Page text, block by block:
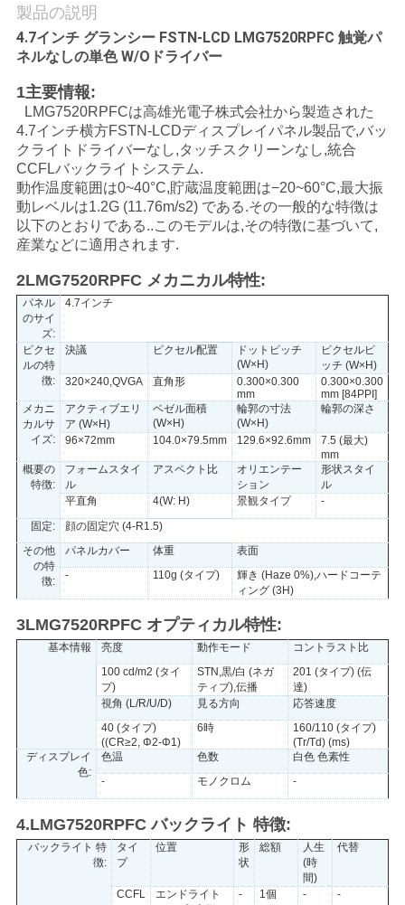
し
な
さ
い
ニ
ュ
ー
ス
場
合
地
PRIVACY
POLICY
製品の説明
4.7インチ グランシー FSTN-LCD LMG7520RPFC 触覚パ
ネルなしの単色 W/Oドライバー
1主要情報:
LMG7520RPFCは高雄光電子株式会社から製造された
4.7インチ横方FSTN-LCDディスプレイパネル製品で,バッ
クライトドライバーなし,タッチスクリーンなし,統合
CCFLバックライトシステム.
動作温度範囲は0~40°C,貯蔵温度範囲は−20~60°C,最大振
動レベルは1.2G (11.76m/s2) である.その一般的な特徴は
以下のとおりである..このモデルは,その特徴に基づいて,
産業などに適用されます.
2LMG7520RPFC メカニカル特性:
パネル
のサイ
ズ:
4.7インチ
ピクセ
ルの特
徴:
決議 ピクセル配置
ドットピッチ
(W×H)
ピクセルピ
ッチ (W×H)
320×240,QVGA
直角形
0.300×0.300
mm
0.300×0.300
mm [84PPI]
メカニ
カルサ
イズ:
アクティブエリ
ア (W×H)
ベゼル面積
(W×H)
輪郭の寸法
(W×H)
輪郭の深さ
96×72mm 104.0×79.5mm 129.6×92.6mm
7.5 (最大)
mm
概要の
特徴:
フォームスタイ
ル
アスペクト比
オリエンテー
ション
形状スタイ
ル
平直角
4(W: H) 景観タイプ
-
固定:
顔の固定穴 (4-R1.5)
その他
の特
徴:
パネルカバー 体重
表面
-
110g (タイプ)
輝き (Haze 0%),ハードコーテ
ィング (3H)
3LMG7520RPFC オプティカル特性:
基本情報 亮度 動作モード
コントラスト比
100 cd/m2 (タイ
プ)
STN,黒/白 (ネガ
ティブ),伝播
201 (タイプ) (伝
達)
視角 (L/R/U/D)
見る方向
応答速度
40 (タイプ)
((CR≥2, Φ2-Φ1)
6時
160/110 (タイプ)
(Tr/Td) (ms)
ディスプレイ
色:
色温 色数
白色 色素性
-
モノクロム -
4.LMG7520RPFC バックライト 特徴:
バックライト 特
徴:
タイ
プ
位置
形
状
総額
人生
(時
間)
代替
CCFL
エンドライト
- 1個 - -